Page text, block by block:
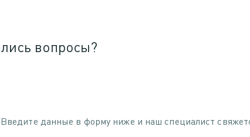
вопросы?
Введите данные в форму ниже и наш специалист